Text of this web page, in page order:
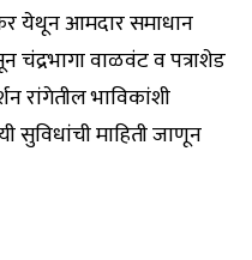
येथून आमदार समाधान
वाळवंट व पत्राशेड
रांगेतील भाविकांशी
माहिती जाणून